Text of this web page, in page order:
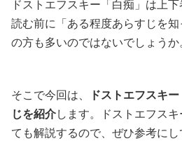
ドストエフスキー「白痴」は上下
読む前に「ある程度あらすじを知
の方も多いのではないでしょうか
そこで今回は、
ドストエフスキ
じを紹介します。ドストエフス
ても解説するので、ぜひ参考にし